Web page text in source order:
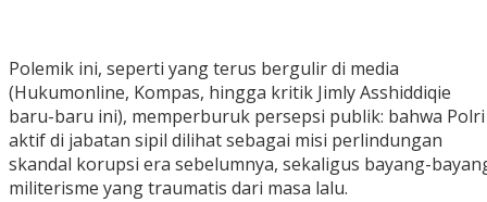
‎Polemik ini, seperti yang terus bergulir di media
(Hukumonline, Kompas, hingga kritik Jimly Asshiddiqie
baru-baru ini), memperburuk persepsi publik: bahwa Polri
aktif di jabatan sipil dilihat sebagai misi perlindungan
skandal korupsi era sebelumnya, sekaligus bayang-
militerisme yang traumatis dari masa lalu.